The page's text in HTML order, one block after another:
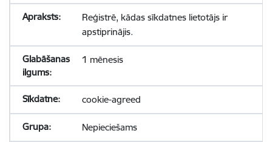
Reģistrē, kādas sīkdatnes lietotājs ir
apstiprinājis.
1 mēnesis
cookie-agreed
Nepieciešams